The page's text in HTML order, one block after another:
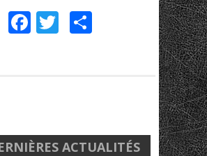
Fa
k
T
ACTUALITÉS